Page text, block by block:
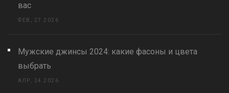
вас
ФЕВ, 27 2026
Мужские джинсы 2024: какие фасоны и цвета
выбрать
АПР, 24 2026